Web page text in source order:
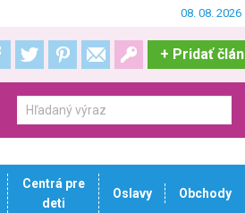
08. 08. 2026
+ Pridať
Centrá pre
deti
Oslavy Obchody